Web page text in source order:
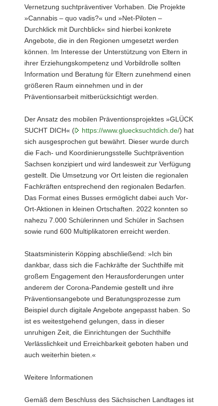
Vernetzung suchtpräventiver Vorhaben. Die Projekte
»Cannabis – quo vadis?« und »Net-Piloten –
Durchklick mit Durchblick« sind hierbei konkrete
Angebote, die in den Regionen umgesetzt werden
können. Im Interesse der Unterstützung von Eltern in
ihrer Erziehungskompetenz und Vorbildrolle sollten
Information und Beratung für Eltern zunehmend einen
größeren Raum einnehmen und in der
Präventionsarbeit mitberücksichtigt werden.
Der Ansatz des mobilen Präventionsprojektes »GLÜCK
SUCHT DICH« (
https://www.gluecksuchtdich.de/) hat
sich ausgesprochen gut bewährt. Dieser wurde durch
die Fach- und Koordinierungsstelle Suchtprävention
Sachsen konzipiert und wird landesweit zur Verfügung
gestellt. Die Umsetzung vor Ort leisten die regionalen
Fachkräften entsprechend den regionalen Bedarfen.
Das Format eines Busses ermöglicht dabei auch Vor-
Ort-Aktionen in kleinen Ortschaften. 2022 konnten so
nahezu 7.000 Schülerinnen und Schüler in Sachsen
sowie rund 600 Multiplikatoren erreicht werden.
Staatsministerin Köpping abschließend: »Ich bin
dankbar, dass sich die Fachkräfte der Suchthilfe mit
großem Engagement den Herausforderungen unter
anderem der Corona-Pandemie gestellt und ihre
Präventionsangebote und Beratungsprozesse zum
Beispiel durch digitale Angebote angepasst haben. So
ist es weitestgehend gelungen, dass in dieser
unruhigen Zeit, die Einrichtungen der Suchthilfe
Verlässlichkeit und Erreichbarkeit geboten haben und
auch weiterhin bieten.«
Weitere Informationen
Gemäß dem Beschluss des Sächsischen Landtages ist